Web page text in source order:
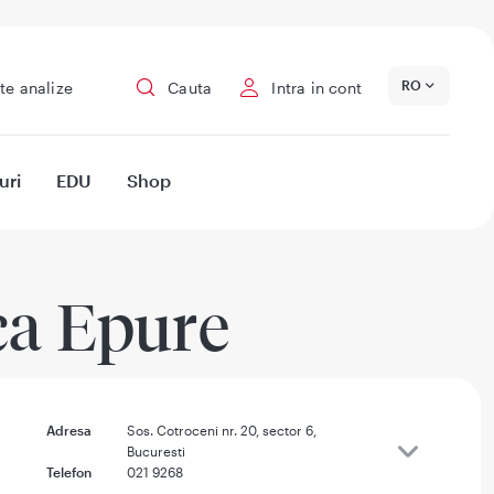
analize Cauta Intra in cont RO
EDU Shop
Epure
Adresa
Sos. Cotroceni nr. 20, sector 6,
Bucuresti
Telefon
021 9268